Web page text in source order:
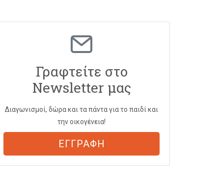
Γραφτείτε στο
Newsletter μας
Διαγωνισμοί, δώρα και τα πάντα για το παιδί και
την οικογένεια!
ΕΓΓΡΑΦΗ